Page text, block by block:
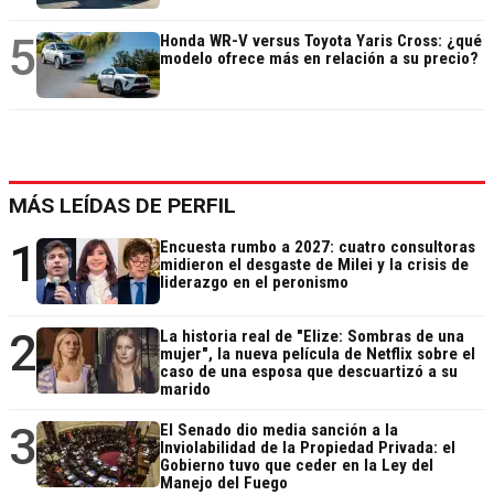
5
Honda WR-V versus Toyota Yaris Cross: ¿qué
modelo ofrece más en relación a su precio?
MÁS LEÍDAS DE PERFIL
1
Encuesta rumbo a 2027: cuatro consultoras
midieron el desgaste de Milei y la crisis de
liderazgo en el peronismo
2
La historia real de "Elize: Sombras de una
mujer", la nueva película de Netflix sobre el
caso de una esposa que descuartizó a su
marido
3
El Senado dio media sanción a la
Inviolabilidad de la Propiedad Privada: el
Gobierno tuvo que ceder en la Ley del
Manejo del Fuego